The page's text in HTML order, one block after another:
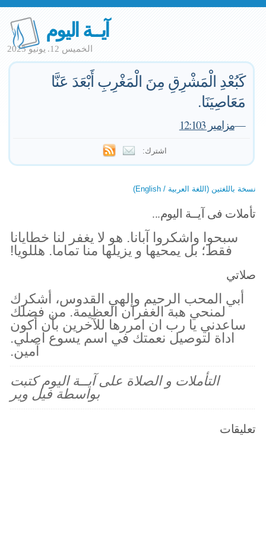
آيــة اليوم
الخميس 12. يونيو 2025
كَبُعْدِ الْمَشْرِقِ مِنَ الْمَغْرِبِ أَبْعَدَ عَنَّا
مَعَاصِيَنَا.
—مزامير 12:103
اشترك:
نسخة باللغتين (اللغة العربية / English)
تأملات فى آيــة اليوم...
سبحوا واشكروا آبانا. هو لا يغفر لنا خطايانا
فقط؛ بل يمحيها و يزيلها منا تماما. هللويا!
صلاتي
أبي المحب الرحيم وإلهي القدوس، أشكرك
لمنحي هبة الغفران العظيمة. من فضلك
ساعدني يا رب ان امررها للآخرين بأن أكون
اداة لتوصيل نعمتك في اسم يسوع اصلي.
آمين.
التأملات و الصلاة على آيــة اليوم كتبت
بواسطة فيل وير
تعليقات